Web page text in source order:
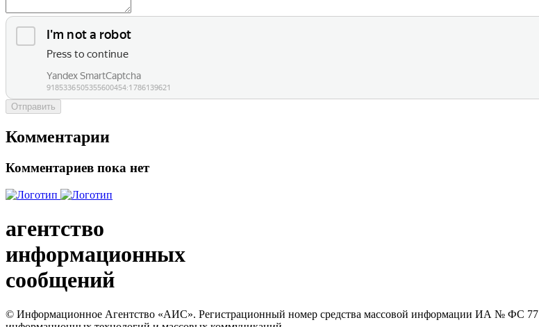
Отправить
Комментарии
Комментариев пока нет
агентство
информационных
сообщений
© Информационное Агентство «АИС». Регистрационный номер средства массовой информации ИА № ФС 77